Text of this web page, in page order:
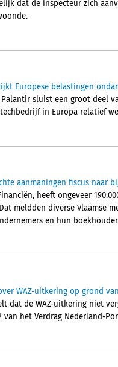
dat de inspecteur zich
Europese belastingen
sluist een groot deel
in Europa relatief
aanmaningen fiscus naar
heeft ongeveer
meldden diverse Vlaamse
en hun
WAZ-uitkering op grond
dat de WAZ-uitkering niet
van het Verdrag Nederland-